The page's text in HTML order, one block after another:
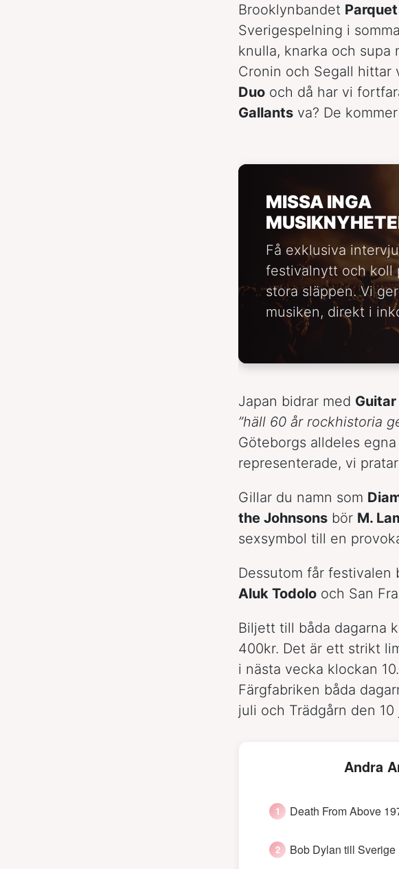
Brooklynbandet
Sverigespelning i
knulla, knarka och supa
Cronin och Segall hittar
Duo och då har vi
Gallants va? De
MISSA INGA
Få exklusiva
festivalnytt och koll
stora släppen. Vi
musiken, direkt i
Japan bidrar med
”häll 60 år rockhistoria
Göteborgs alldeles
representerade, vi
Gillar du namn som
the Johnsons bör M.
sexsymbol till en
Dessutom får festivalen
Aluk Todolo och San
Biljett till båda dagarna
400kr. Det är ett strikt
i nästa vecka klockan
Färgfabriken båda
juli och Trädgårn den 10
Andra
Death From Above
Bob Dylan till Sverige